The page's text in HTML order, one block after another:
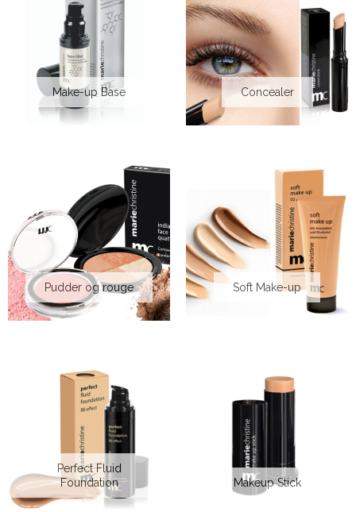
Make-up Base Concealer
Pudder og rouge Soft Make-up
Perfect Fluid
Foundation
Makeup Stick